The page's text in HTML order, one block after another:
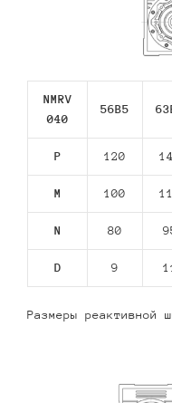
NMRV
040
56В5
P 120
M 100
N 80
D 9
Размеры реактивной